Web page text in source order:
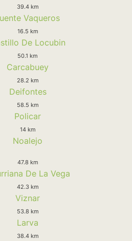
39.4 km
Vaqueros
16.5 km
De Locubin
50.1 km
Carcabuey
28.2 km
Deifontes
58.5 km
Policar
14 km
Noalejo
47.8 km
De La Vega
42.3 km
Viznar
53.8 km
Larva
38.4 km